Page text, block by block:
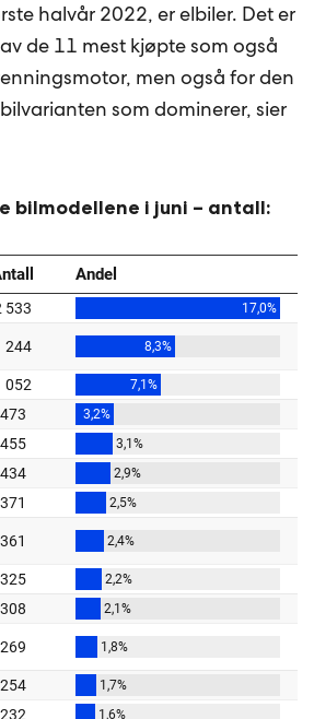
halvår 2022, er elbiler. Det er
de 11 mest kjøpte som også
men også for den
som dominerer, sier
bilmodellene i juni – antall: